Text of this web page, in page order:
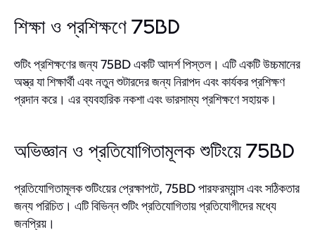
শিক্ষা ও প্রশিক্ষণে 75BD
শুটিং প্রশিক্ষণের জন্য 75BD একটি আদর্শ পিস্তল। এটি একটি উচ্চমানের
অস্ত্র যা শিক্ষার্থী এবং নতুন শুটারদের জন্য নিরাপদ এবং কার্যকর প্রশিক্ষণ
প্রদান করে। এর ব্যবহারিক নকশা এবং ভারসাম্য প্রশিক্ষণে সহায়ক।
অভিজ্ঞান ও প্রতিযোগিতামূলক শুটিংয়ে 75BD
প্রতিযোগিতামূলক শুটিংয়ের প্রেক্ষাপটে, 75BD পারফরম্যান্স এবং সঠিকতার
জন্য পরিচিত। এটি বিভিন্ন শুটিং প্রতিযোগিতায় প্রতিযোগীদের মধ্যে
জনপ্রিয়।